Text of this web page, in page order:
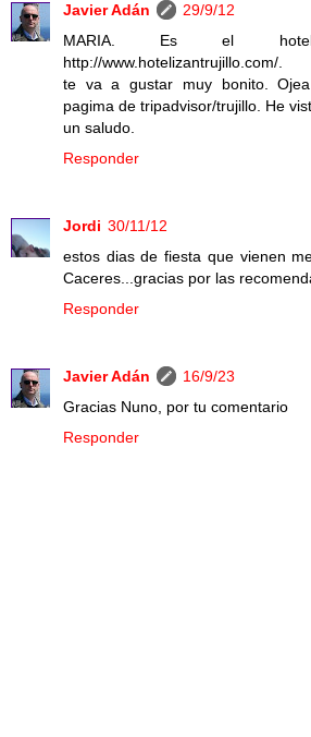
Javier Adán
29/9/12
MARIA. Es el
http://www.hotelizantrujillo.com/.
te va a gustar muy bonito.
pagima de tripadvisor/trujillo. He
un saludo.
Responder
Jordi 30/11/12
estos dias de fiesta que vienen
Caceres...gracias por las
Responder
Javier Adán
16/9/23
Gracias Nuno, por tu comentario
Responder